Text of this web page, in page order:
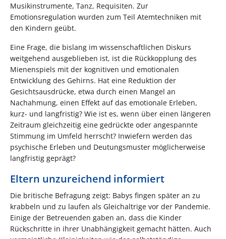
Musikinstrumente, Tanz, Requisiten. Zur
Emotionsregulation wurden zum Teil Atemtechniken mit
den Kindern geübt.
Eine Frage, die bislang im wissenschaftlichen Diskurs
weitgehend ausgeblieben ist, ist die Rückkopplung des
Mienenspiels mit der kognitiven und emotionalen
Entwicklung des Gehirns. Hat eine Reduktion der
Gesichtsausdrücke, etwa durch einen Mangel an
Nachahmung, einen Effekt auf das emotionale Erleben,
kurz- und langfristig? Wie ist es, wenn über einen längeren
Zeitraum gleichzeitig eine gedrückte oder angespannte
Stimmung im Umfeld herrscht? Inwiefern werden das
psychische Erleben und Deutungsmuster möglicherweise
langfristig geprägt?
Eltern unzureichend informiert
Die britische Befragung zeigt: Babys fingen später an zu
krabbeln und zu laufen als Gleichaltrige vor der Pandemie.
Einige der Betreuenden gaben an, dass die Kinder
Rückschritte in ihrer Unabhängigkeit gemacht hätten. Auch